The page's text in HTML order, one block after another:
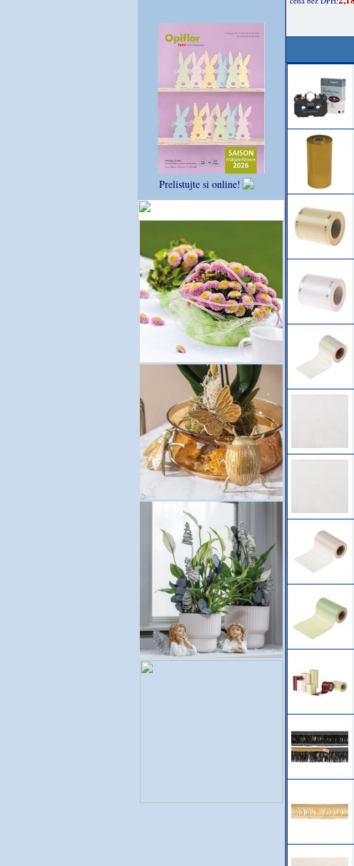
Prelistujte si online!